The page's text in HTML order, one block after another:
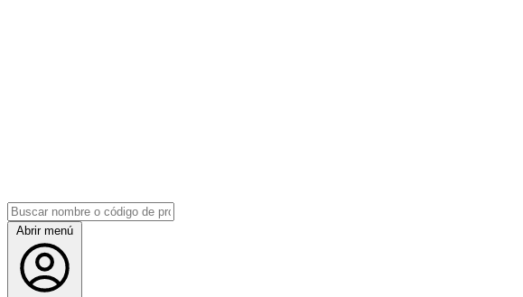
Abrir menú